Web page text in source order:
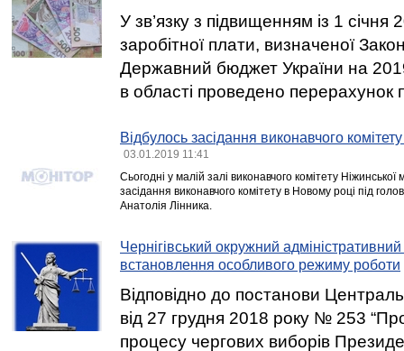
У зв’язку з підвищенням із 1 січня
заробітної плати, визначеної
Державний бюджет України на
в області проведено перерахунок
Відбулось засідання виконавчого
03.01.2019 11:41
Сьогодні у малій залі виконавчого комітету
засідання виконавчого комітету в Новому році під
Анатолія Лінника.
Чернігівський окружний
встановлення особливого режиму роботи
Відповідно до постанови
від 27 грудня 2018 року № 253
процесу чергових виборів